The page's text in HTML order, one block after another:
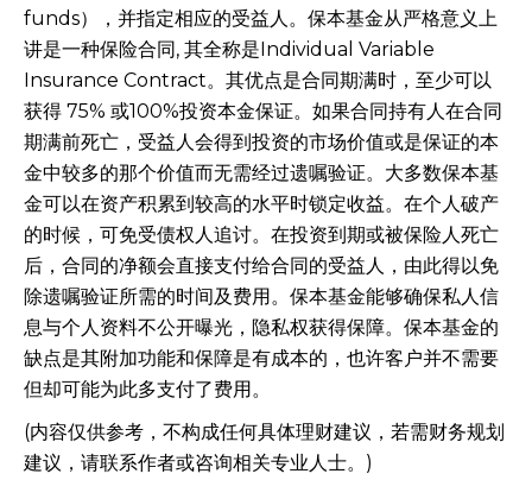
funds），并指定相应的受益人。保本基金从严格意义上
讲是一种保险合同, 其全称是Individual Variable
Insurance Contract。其优点是合同期满时，至少可以
获得 75% 或100%投资本金保证。如果合同持有人在合同
期满前死亡，受益人会得到投资的市场价值或是保证的本
金中较多的那个价值而无需经过遗嘱验证。大多数保本基
金可以在资产积累到较高的水平时锁定收益。在个人破产
的时候，可免受债权人追讨。在投资到期或被保险人死亡
后，合同的净额会直接支付给合同的受益人，由此得以免
除遗嘱验证所需的时间及费用。保本基金能够确保私人信
息与个人资料不公开曝光，隐私权获得保障。保本基金的
缺点是其附加功能和保障是有成本的，也许客户并不需要
但却可能为此多支付了费用。
(内容仅供参考，不构成任何具体理财建议，若需财务规划
建议，请联系作者或咨询相关专业人士。)